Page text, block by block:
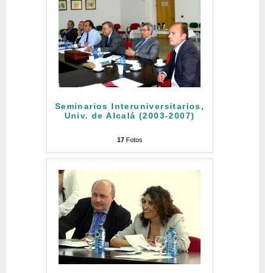
Seminarios Interuniversitarios,
Univ. de Alcalá (2003-2007)
17Fotos